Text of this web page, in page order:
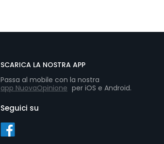
SCARICA LA NOSTRA APP
Passa al mobile con la nostra
app NuovaOpinione per iOS e Android.
Seguici su